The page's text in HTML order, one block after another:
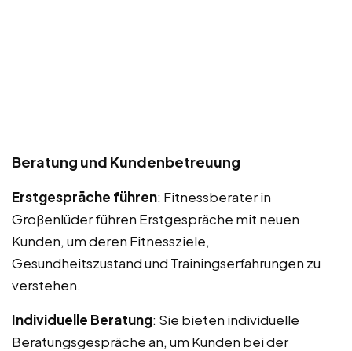
Beratung und Kundenbetreuung
Erstgespräche führen: Fitnessberater in
Großenlüder führen Erstgespräche mit neuen
Kunden, um deren Fitnessziele,
Gesundheitszustand und Trainingserfahrungen zu
verstehen.
Individuelle Beratung: Sie bieten individuelle
Beratungsgespräche an, um Kunden bei der